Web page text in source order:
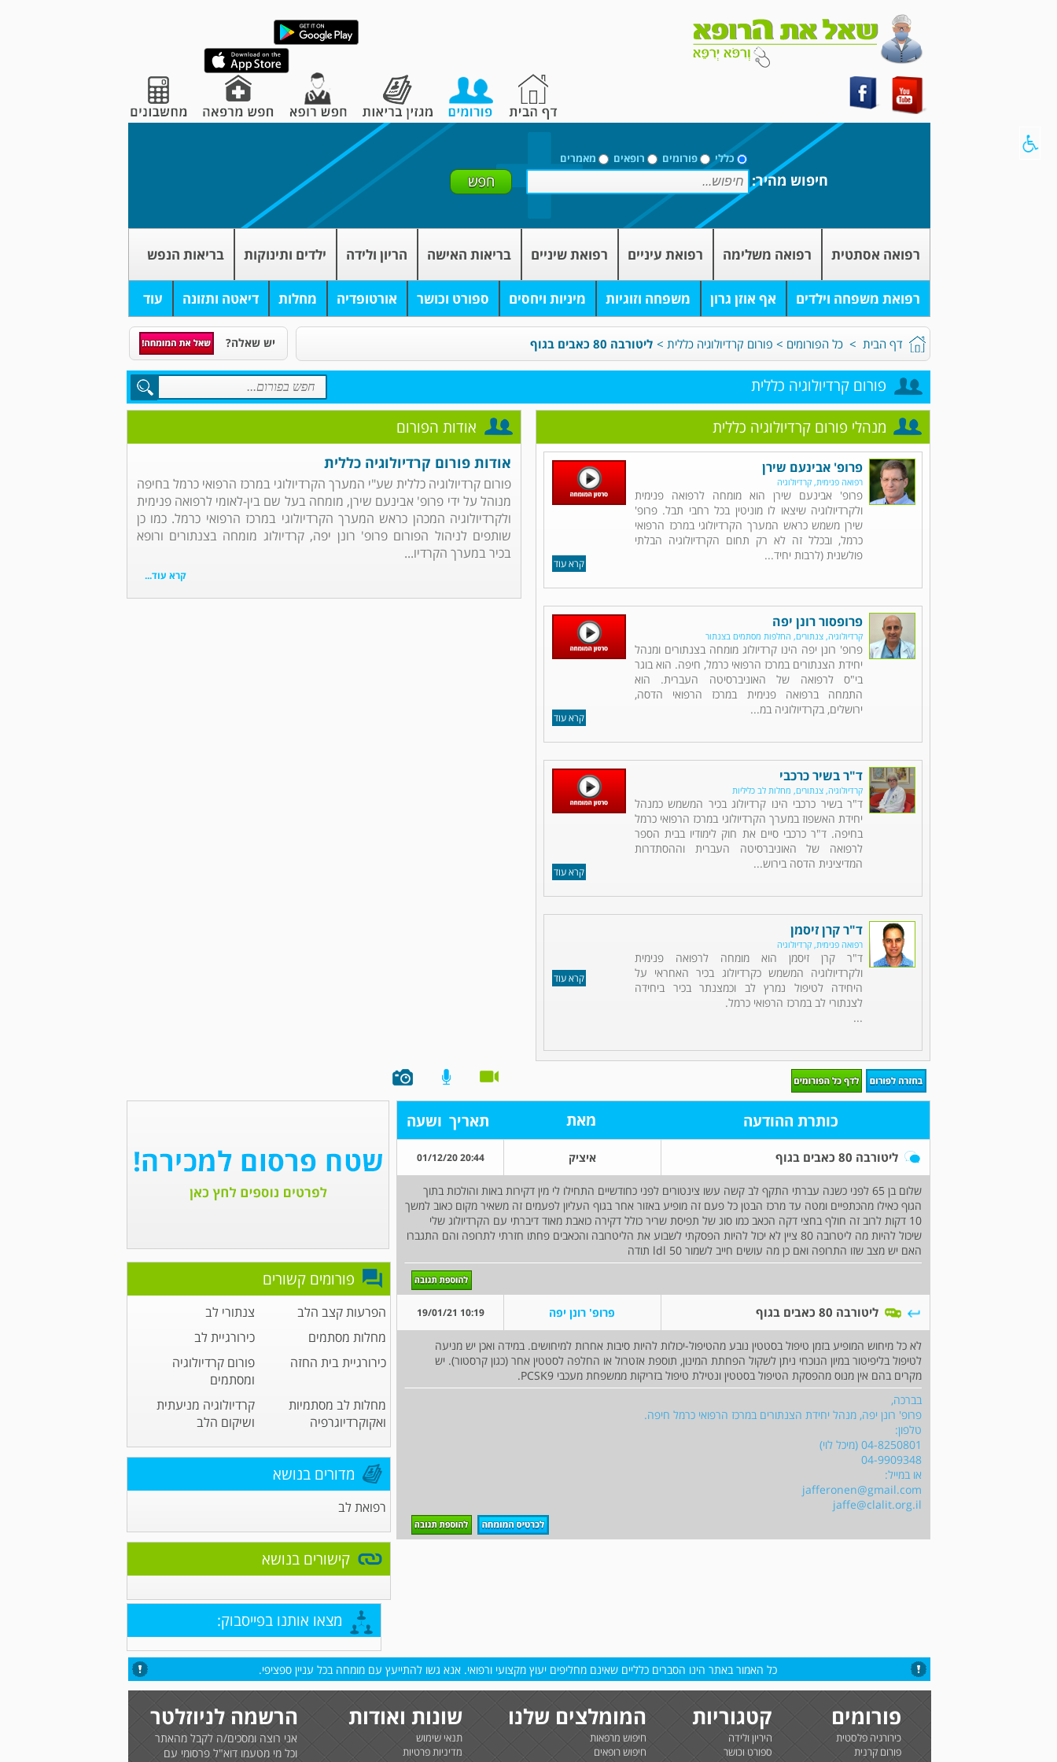
כללי פורומים רופאים מאמרים
חיפוש מהיר:
רפואה אסתטית רפואה משלימה רפואת עיניים רפואת שיניים בריאות האישה הריון ולידה ילדים ותינוקות בריאות הנפש
רפואת משפחה וילדים אף אוזן גרון משפחה וזוגיות מיניות ויחסים ספורט וכושר אורטופדיה מחלות דיאטה ותזונה עוד
דף הבית > כל הפורומים > פורום קרדיולוגיה כללית > ליטורבה 80 כאבים בגוף יש שאלה?
פורום קרדיולוגיה כללית
אודות הפורום
אודות פורום קרדיולוגיה כללית
פורום קרדיולוגיה כללית שע"י המערך הקרדיולוגי במרכז הרפואי כרמל בחיפה
מנוהל על ידי פרופ' אבינעם שירן, מומחה בעל שם בין-לאומי לרפואה פנימית
ולקרדיולוגיה המכהן כראש המערך הקרדיולוגי במרכז הרפואי כרמל. כמו כן
שותפים לניהול הפורום פרופ' רונן יפה, קרדיולוג מומחה בצנתורים ורופא
בכיר במערך הקרדיו...
קרא עוד...
מנהלי פורום קרדיולוגיה כללית
קרא עוד
פרופ' אבינעם שירן
רפואה פנימית, קרדיולוגיה
פרופ' אבינעם שירן הוא מומחה לרפואה פנימית
ולקרדיולוגיה שיצאו לו מוניטין בכל רחבי תבל. פרופ'
שירן משמש כראש המערך הקרדיולוגי במרכז הרפואי
כרמל, ובכלל זה לא רק תחום הקרדיולוגיה הבלתי
פולשנית (לרבות יחיד...
קרא עוד
פרופסור רונן יפה
קרדיולוגיה, צנתורים, החלפות מסתמים בצנתור
פרופ' רונן יפה הינו קרדיולוג מומחה בצנתורים ומנהל
יחידת הצנתורים במרכז הרפואי כרמל, חיפה. הוא בוגר
בי"ס לרפואה של האוניברסיטה העברית. הוא
התמחה ברפואה פנימית במרכז הרפואי הדסה,
ירושלים, בקרדיולוגיה במ...
קרא עוד
ד"ר בשיר כרכבי
קרדיולוגיה, צנתורים, מחלות לב כליליות
ד"ר בשיר כרכבי הינו קרדיולוג בכיר המשמש כמנהל
יחידת האשפוז במערך הקרדיולוגי במרכז הרפואי כרמל
בחיפה. ד"ר כרכבי סיים את חוק לימודיו בבית הספר
לרפואה של האוניברסיטה העברית וההסתדרות
המדיצינית הדסה בירוש...
קרא עוד
ד"ר קרן זיסמן
רפואה פנימית, קרדיולוגיה
ד"ר קרן זיסמן הוא מומחה לרפואה פנימית
ולקרדיולוגיה המשמש כקרדיולוג בכיר האחראי על
היחידה לטיפול נמרץ לב וכמצנתר בכיר ביחידה
לצנתורי לב במרכז הרפואי כרמל.
...
כותרת ההודעה מאת תאריך ושעה
ליטורבה 80 כאבים בגוף איציק 20:44 01/12/20
שלום בן 65 לפני כשנה עברתי התקף לב קשה עשו צינטורים לפני כחודשיים התחילו לי מין דקירות באות והולכות בתוך
הגוף כאילו מהכתפיים ומטה עד מרכז הבטן כל פעם זה מופיע באזור אחר בגוף העליון לפעמים זה משאיר מקום כאוב למשך
10 דקות לרוב זה חולף בחצי דקה הכאב כמו סוג של תפיסת שריר כולל דקירה כואבת מאוד דיברתי עם הקרדיולוג שלי
שיכול להיות מה ליטרובה 80 ציין לא יכול להיות הפסקתי לשבוע את הליטרובה והכאבים פחתו חזרתי לתרופה והם התגברו
האם יש מצב שזו התרופה ואם כן מה עושים חייב לשמור ldl 50 תודה
ליטורבה 80 כאבים בגוף פרופ' רונן יפה 10:19 19/01/21
לא כל מיחוש המופיע בזמן טיפול בסטטין נובע מהטיפול-יכולות להיות סיבות אחרות למיחושים. במידה ואכן יש מניעה
לטיפול בליפיטור במיון הנוכחי ניתן לשקול הפחתת המינון, תוספת אזטרול או החלפה לסטטין אחר (כגון קרסטור). יש
מקרים בהם אין מנוס מהפסקת הטיפול בסטטין ונטילת טיפול בזריקות ממשפחת מעכבי PCSK9.
בברכה,
פרופ' רונן יפה, מנהל יחידת הצנתורים במרכז הרפואי כרמל חיפה.
טלפון:
04-8250801 (מיכל לוי)
04-9909348
או במייל:
jafferonen@gmail.com
jaffe@clalit.org.il
פורומים קשורים
הפרעות קצב הלב
צנתורי לב
מחלות מסתמים
כירורגיית לב
כירורגיית בית החזה
פורום קרדיולוגיה
ומסתמים
מחלות לב מסתמיות
ואקוקרדיוגרפיה
קרדיולוגיה מניעתית
ושיקום הלב
מדורים בנושא
רפואת לב
קישורים בנושא
מצאו אותנו בפייסבוק:
כל האמור באתר הינו הסברים כלליים שאינם מחליפים יעוץ מקצועי ורפואי. אנא גשו להתייעץ עם מומחה בכל עניין ספציפי.
פורומים
כירורגיה פלסטית
פורום קרנית
קטגוריות
היריון ולידה
ספורט וכושר
המומלצים שלנו
חיפוש מרפאות
חיפוש רופאים
שונות ואודות
תנאי שימוש
מדיניות פרטיות
הרשמה לניוזלטר
אני רוצה ומסכים/ה לקבל מהאתר
וכל מי מטעמו דוא"ל פרסומי עם